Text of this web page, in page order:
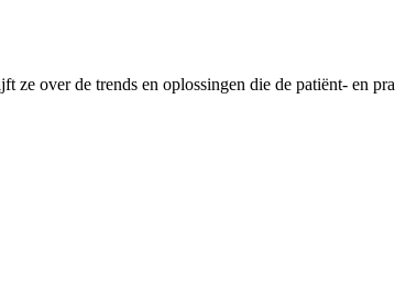
over de trends en oplossingen die de patiënt- en